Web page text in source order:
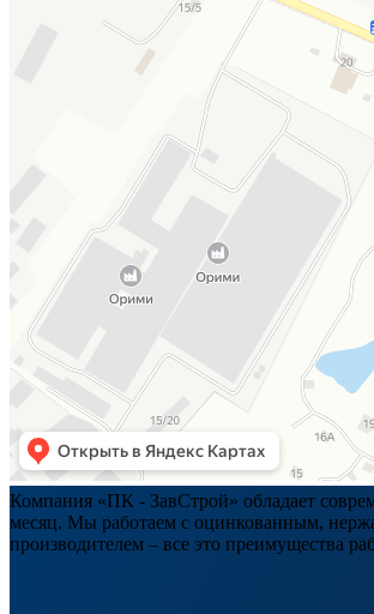
Компания «ПК - ЗавСтрой» обладает
месяц. Мы работаем с оцинкованным,
производителем – все это преимущества